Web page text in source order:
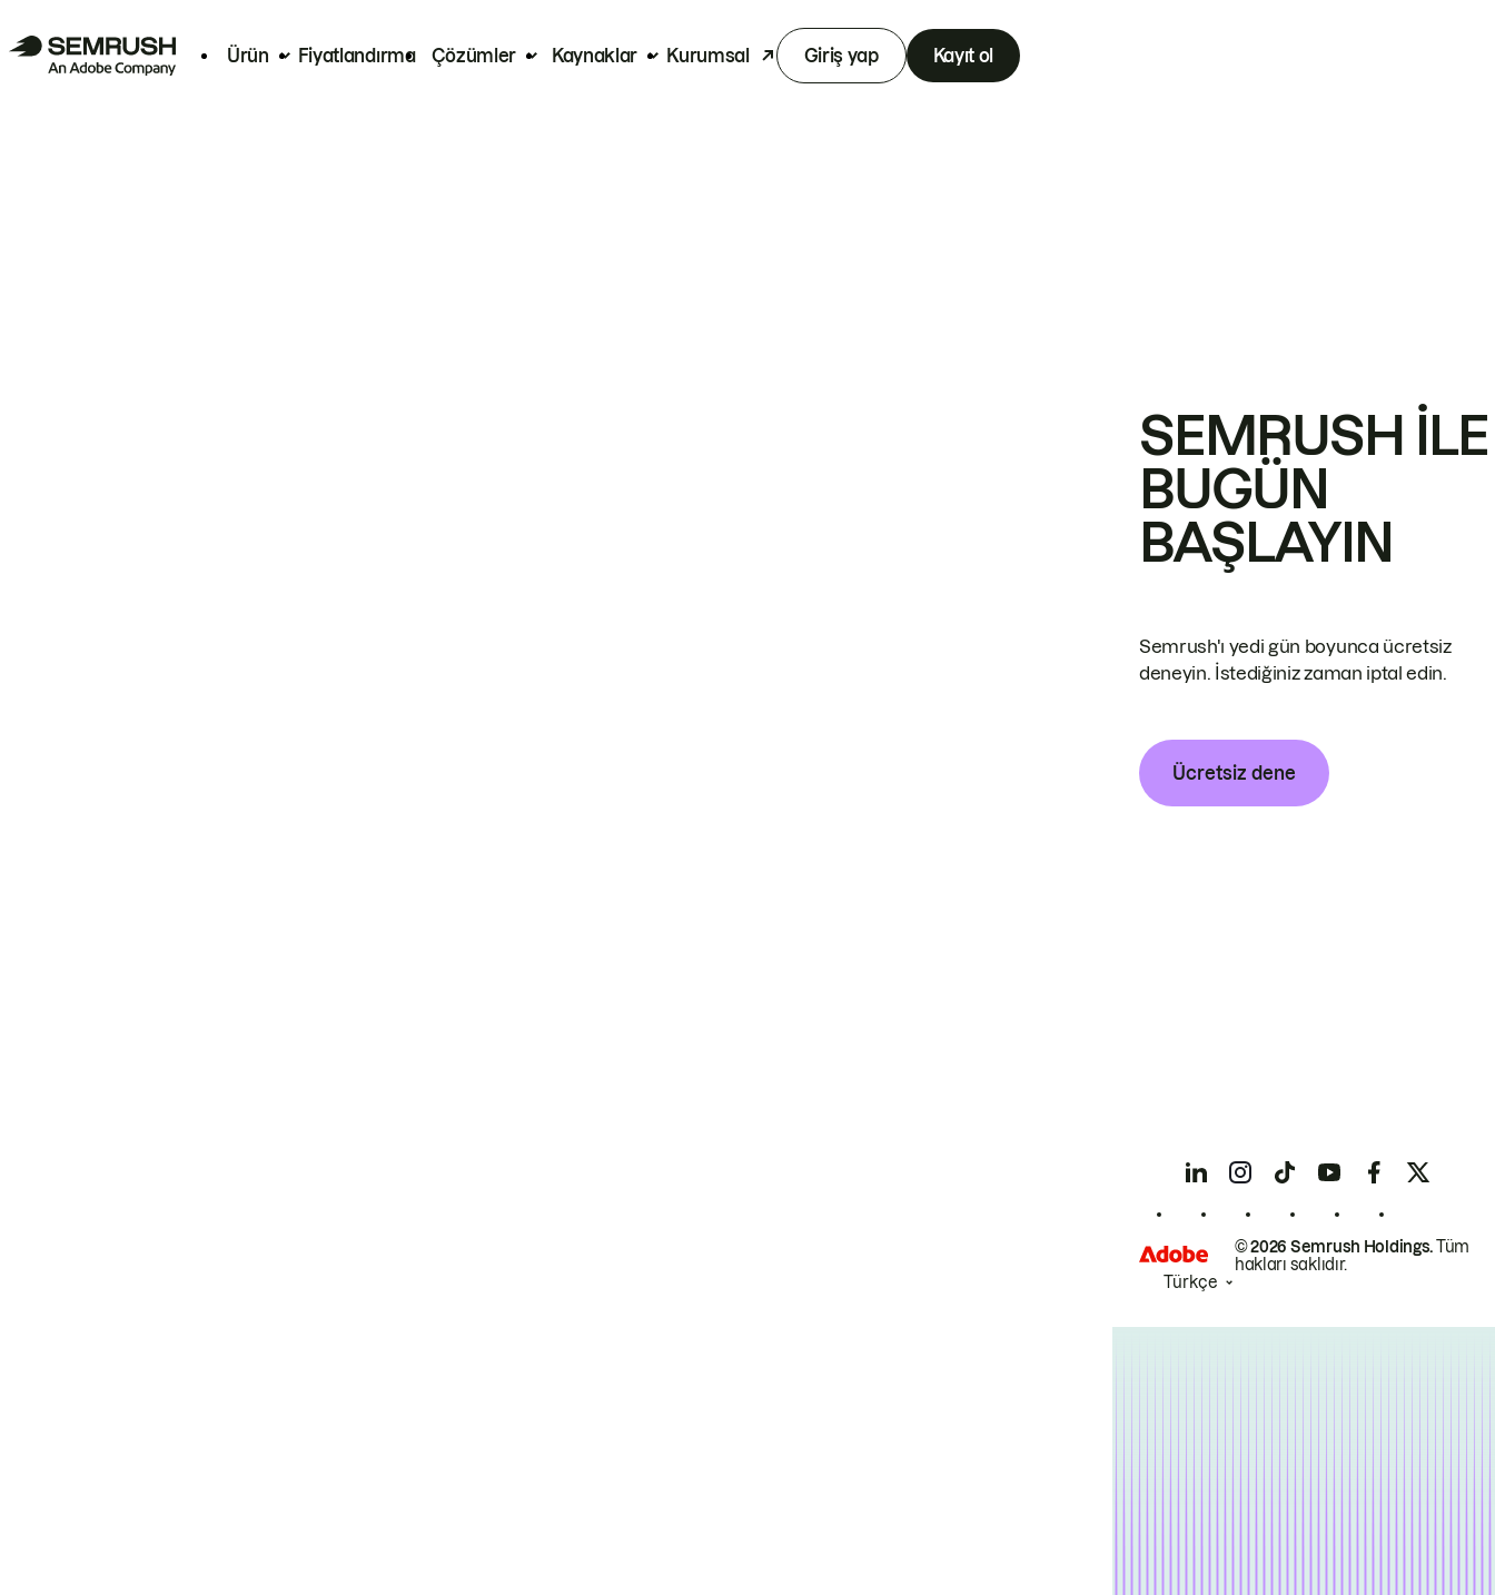
Ürün Fiyatlandırma Çözümler Kaynaklar Kurumsal Giriş yap Kayıt ol
SEMRUSH ILE
BUGÜN
BAŞLAYIN
Semrush'ı yedi gün boyunca ücretsiz
deneyin. İstediğiniz zaman iptal edin.
Ücretsiz dene
© 2026 Semrush Holdings.Tüm
hakları saklıdır.
Türkçe